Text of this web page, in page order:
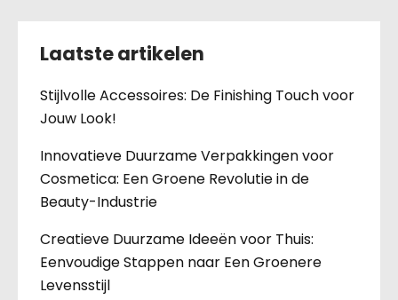
Laatste artikelen
Stijlvolle Accessoires: De Finishing Touch voor
Jouw Look!
Innovatieve Duurzame Verpakkingen voor
Cosmetica: Een Groene Revolutie in de
Beauty-Industrie
Creatieve Duurzame Ideeën voor Thuis:
Eenvoudige Stappen naar Een Groenere
Levensstijl